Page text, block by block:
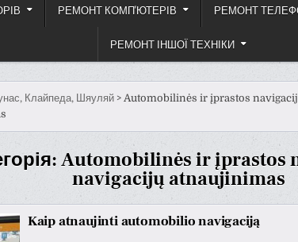
РЕМОНТ КОМП'ЮТЕРІВ РЕМОНТ
РЕМОНТ ІНШОЇ ТЕХНІКИ
Клайпеда, Шяуляй> Automobilinės ir įprastos
Automobilinės ir įprastos
navigacijų atnaujinimas
Kaip atnaujinti automobilio navigaciją